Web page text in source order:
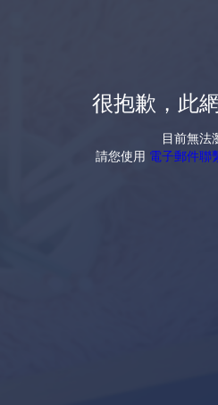
很抱歉，此
目前無法
請您使用 電子郵件聯